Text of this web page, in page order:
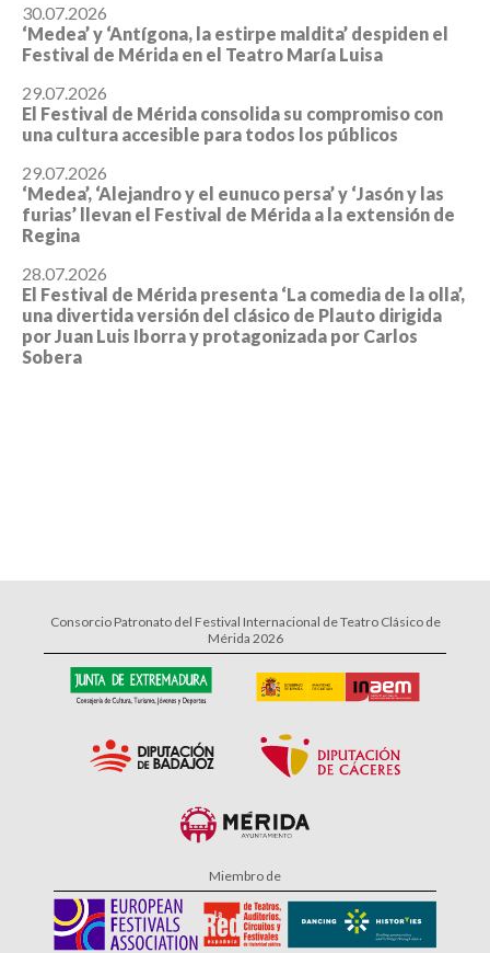
30.07.2026
‘Medea’ y ‘Antígona, la estirpe maldita’ despiden el
Festival de Mérida en el Teatro María Luisa
29.07.2026
El Festival de Mérida consolida su compromiso con
una cultura accesible para todos los públicos
29.07.2026
‘Medea’, ‘Alejandro y el eunuco persa’ y ‘Jasón y las
furias’ llevan el Festival de Mérida a la extensión de
Regina
28.07.2026
El Festival de Mérida presenta ‘La comedia de la olla’,
una divertida versión del clásico de Plauto dirigida
por Juan Luis Iborra y protagonizada por Carlos
Sobera
Consorcio Patronato del Festival Internacional de Teatro Clásico de
Mérida 2026
Miembro de